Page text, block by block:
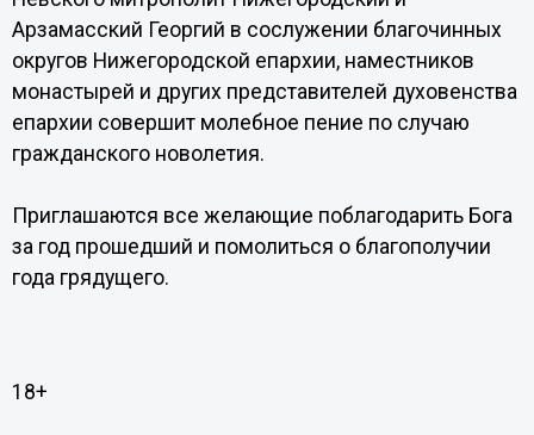
Арзамасский Георгий в сослужении благочинных
округов Нижегородской епархии, наместников
монастырей и других представителей духовенства
епархии совершит молебное пение по случаю
гражданского новолетия.
Приглашаются все желающие поблагодарить Бога
за год прошедший и помолиться о благополучии
года грядущего.
18+